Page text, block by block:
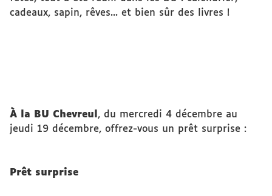
cadeaux, sapin, rêves... et bien sûr des livres !
À la BU Chevreul , du mercredi 4 décembre au
jeudi 19 décembre, offrez-vous un prêt surprise :
Prêt surprise